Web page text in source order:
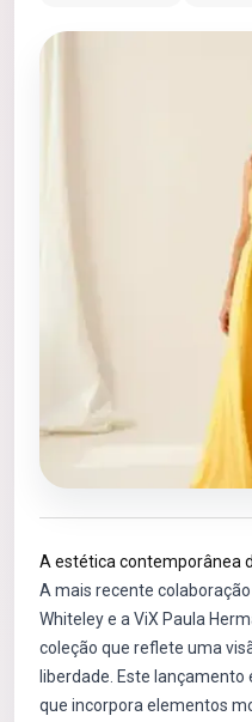
A estética contemporânea
A mais recente
Whiteley e a ViX Paula
coleção que reflete uma
liberdade. Este
que incorpora elementos